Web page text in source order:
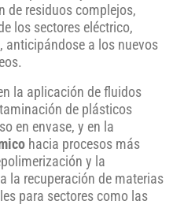
de residuos complejos,
los sectores eléctrico,
anticipándose a los nuevos
la aplicación de fluidos
de plásticos
en envase, y en la
hacia procesos más
y la
la recuperación de materias
para sectores como las